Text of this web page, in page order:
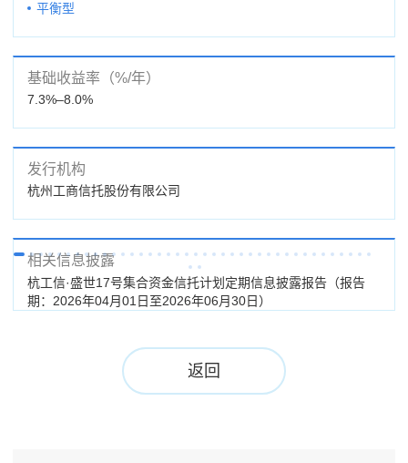
平衡型
基础收益率（%/年）
7.3%–8.0%
发行机构
杭州工商信托股份有限公司
相关信息披露
杭工信·盛世17号集合资金信托计划定期信息披露报告（报告
期：2026年04月01日至2026年06月30日）
返回